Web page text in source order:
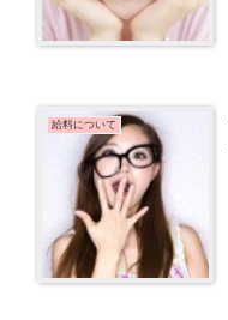
給料について